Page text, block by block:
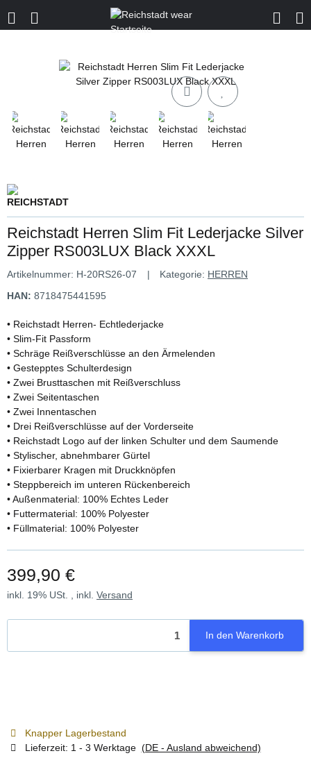
Reichstadt Herren Slim Fit Lederjacke Silver
Zipper RS003LUX Black XXXL
Artikelnummer: H-20RS26-07 Kategorie: HERREN
HAN: 8718475441595
• Reichstadt Herren- Echtlederjacke
• Slim-Fit Passform
• Schräge Reißverschlüsse an den Ärmelenden
• Gestepptes Schulterdesign
• Zwei Brusttaschen mit Reißverschluss
• Zwei Seitentaschen
• Zwei Innentaschen
• Drei Reißverschlüsse auf der Vorderseite
• Reichstadt Logo auf der linken Schulter und dem Saumende
• Stylischer, abnehmbarer Gürtel
• Fixierbarer Kragen mit Druckknöpfen
• Steppbereich im unteren Rückenbereich
• Außenmaterial: 100% Echtes Leder
• Futtermaterial: 100% Polyester
• Füllmaterial: 100% Polyester
399,90 €
inkl. 19% USt. , inkl. Versand
In den Warenkorb
Knapper Lagerbestand
Lieferzeit: 1 - 3 Werktage (DE - Ausland abweichend)